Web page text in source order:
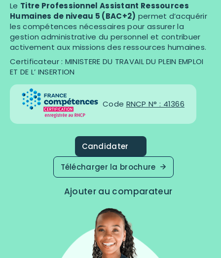
Le Titre Professionnel Assistant Ressources
Humaines de niveau 5 (BAC+2) permet d’acquérir
les compétences nécessaires pour assurer la
gestion administrative du personnel et contribuer
activement aux missions des ressources humaines.
Certificateur : MINISTERE DU TRAVAIL DU PLEIN EMPLOI
ET DE L’ INSERTION
Code RNCP N° : 41366
Candidater
Télécharger la brochure
Ajouter au comparateur